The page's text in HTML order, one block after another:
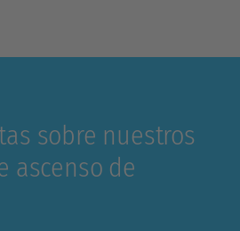
sobre nuestros
ascenso de